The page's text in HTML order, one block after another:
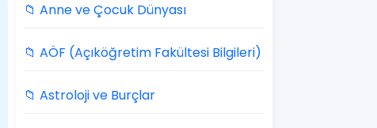
📁 Anne ve Çocuk Dünyası
📁 AÖF (Açıköğretim Fakültesi Bilgileri)
📁 Astroloji ve Burçlar